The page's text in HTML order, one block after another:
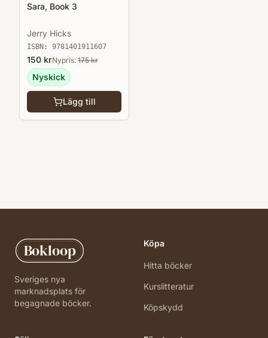
Sara, Book 3
Jerry Hicks
ISBN: 9781401911607
150 krNypris: 175kr
Nyskick
Lägg till
Bokloop
Sveriges nya
marknadsplats för
begagnade böcker.
Köpa
Hitta böcker
Kurslitteratur
Köpskydd